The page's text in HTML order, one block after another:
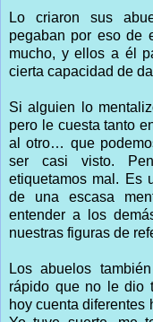
Lo criaron sus
pegaban por eso de
mucho, y ellos a él
cierta capacidad de
Si alguien lo
pero le cuesta tanto
al otro… que
ser casi visto.
etiquetamos mal. Es
de una escasa
entender a los
nuestras figuras de
Los abuelos
rápido que no le dio
hoy cuenta diferentes